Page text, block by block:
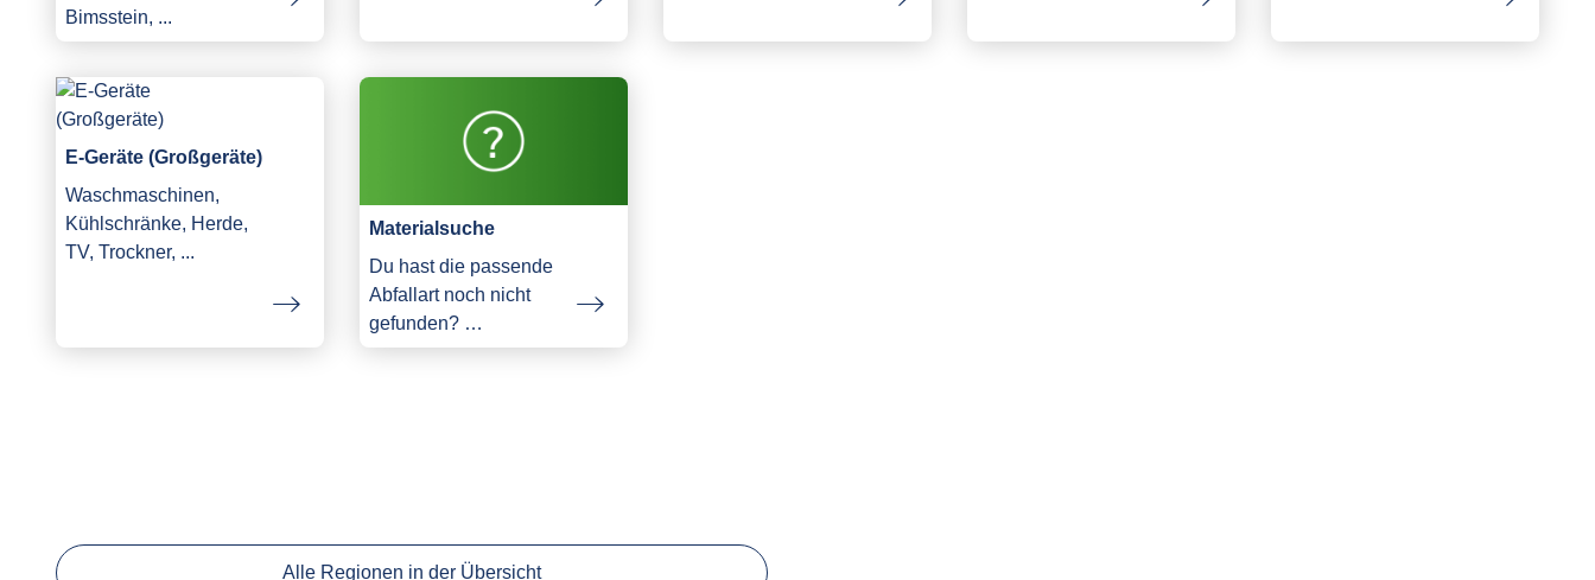
Bimsstein, ...
E-Geräte (Großgeräte)
Waschmaschinen,
Kühlschränke, Herde,
TV, Trockner, ...
Materialsuche
Du hast die passende
Abfallart noch nicht
gefunden? …
Alle Regionen in der Übersicht